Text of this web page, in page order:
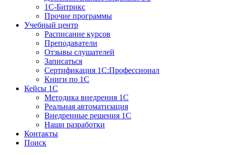
1С-Битрикс
Прочие программы
Учебный центр
Расписание курсов
Преподаватели
Отзывы слушателей
Записаться
Сертификация 1С:Профессионал
Книги по 1С
Кейсы 1С
Методика внедрения 1С
Реальная автоматизация
Внедренные решения 1С
Наши разработки
Контакты
Поиск